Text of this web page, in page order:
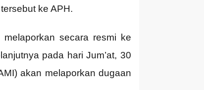
ke APH.
secara resmi ke
pada hari Jum’at, 30
akan melaporkan dugaan